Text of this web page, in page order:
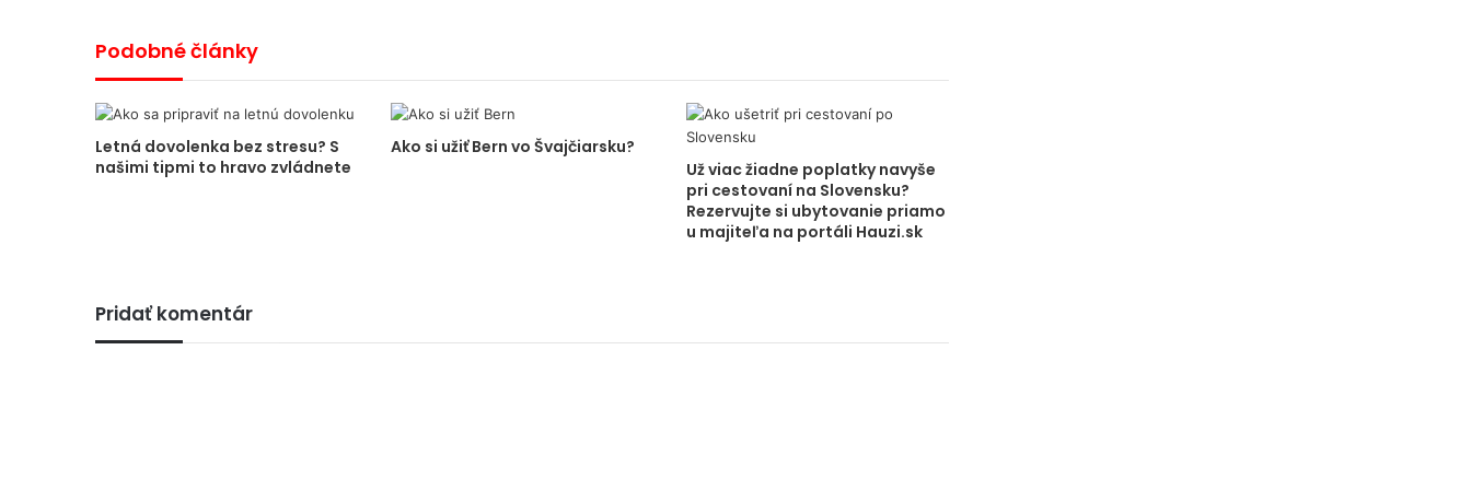
Podobné články
Letná dovolenka bez stresu? S
našimi tipmi to hravo zvládnete
Ako si užiť Bern vo Švajčiarsku?
Už viac žiadne poplatky navyše
pri cestovaní na Slovensku?
Rezervujte si ubytovanie priamo
u majiteľa na portáli Hauzi.sk
Pridať komentár